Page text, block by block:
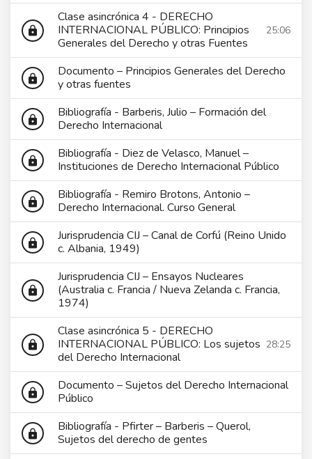
lock
Clase asincrónica 4 - DERECHO
INTERNACIONAL PÚBLICO: Principios
Generales del Derecho y otras Fuentes
25:06
lock
Documento – Principios Generales del Derecho
y otras fuentes
lock
Bibliografía - Barberis, Julio – Formación del
Derecho Internacional
lock
Bibliografía - Diez de Velasco, Manuel –
Instituciones de Derecho Internacional Público
lock
Bibliografía - Remiro Brotons, Antonio –
Derecho Internacional. Curso General
lock
Jurisprudencia CIJ – Canal de Corfú (Reino Unido
c. Albania, 1949)
lock
Jurisprudencia CIJ – Ensayos Nucleares
(Australia c. Francia / Nueva Zelanda c. Francia,
1974)
lock
Clase asincrónica 5 - DERECHO
INTERNACIONAL PÚBLICO: Los sujetos
del Derecho Internacional
28:25
lock
Documento – Sujetos del Derecho Internacional
Público
lock
Bibliografía - Pfirter – Barberis – Querol,
Sujetos del derecho de gentes